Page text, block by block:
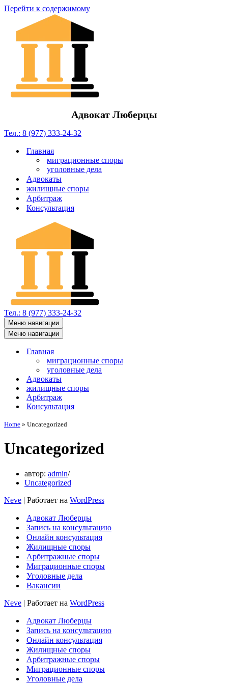
Перейти к содержимому
Адвокат Люберцы
Тел.: 8 (977) 333-24-32
Главная
миграционные споры
уголовные дела
Адвокаты
жилищные споры
Арбитраж
Консультация
Тел.: 8 (977) 333-24-32
Меню навигации
Меню навигации
Главная
миграционные споры
уголовные дела
Адвокаты
жилищные споры
Арбитраж
Консультация
Home » Uncategorized
Uncategorized
автор: admin
Uncategorized
Neve | Работает на WordPress
Адвокат Люберцы
Запись на консультацию
Онлайн консультация
Жилищные споры
Арбитражные споры
Миграционные споры
Уголовные дела
Вакансии
Neve | Работает на WordPress
Адвокат Люберцы
Запись на консультацию
Онлайн консультация
Жилищные споры
Арбитражные споры
Миграционные споры
Уголовные дела